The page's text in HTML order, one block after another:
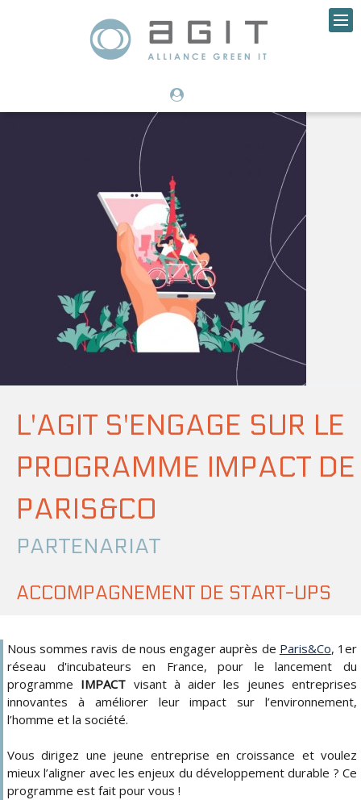
L'AGIT S'ENGAGE SUR LE
PROGRAMME IMPACT DE
PARIS&CO
PARTENARIAT
ACCOMPAGNEMENT DE START-UPS
Nous sommes ravis de nous engager auprès de Paris&Co, 1er
réseau d'incubateurs en France, pour le lancement du
programme IMPACT visant à aider les jeunes entreprises
innovantes à améliorer leur impact sur l’environnement,
l’homme et la société.
Vous dirigez une jeune entreprise en croissance et voulez
mieux l’aligner avec les enjeux du développement durable ? Ce
programme est fait pour vous !